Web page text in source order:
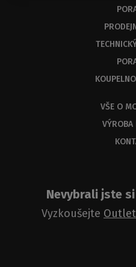
VŠE O
VÝROBA
Nevybrali jste
Vyzkoušejte Outlet